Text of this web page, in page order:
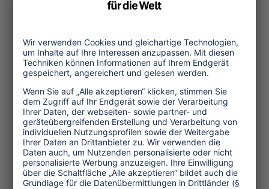
Einheimischen in Entwicklungs- und
und Entwicklung, Ammerland. 2009.
www.studienkreis.org
(2.037 Anschläge, 28 Zeilen, März
2010)